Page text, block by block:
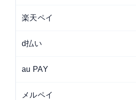
楽天ペイ
d払い
au PAY
メルペイ